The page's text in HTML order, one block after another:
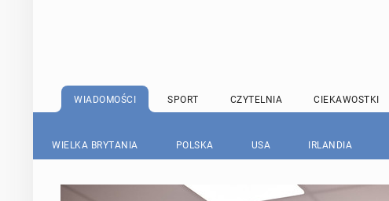
WIADOMOŚCI SPORT CZYTELNIA CIEKAWOSTKI
WIELKA BRYTANIA POLSKA USA IRLANDIA